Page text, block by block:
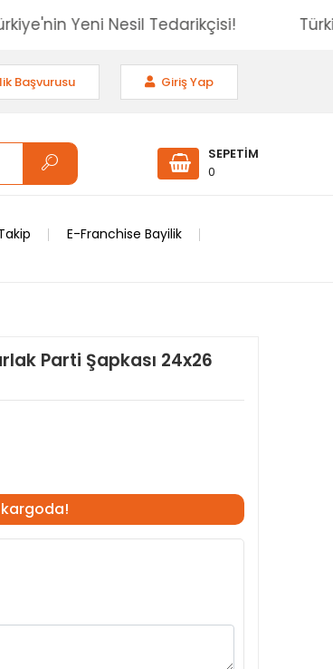
Türkiye'nin Yeni Nesil Tedarikçisi!
Giriş Yap
Başvurusu
SEPETİM
0
E-Franchise Bayilik
Parti Şapkası 24x26
kargoda!